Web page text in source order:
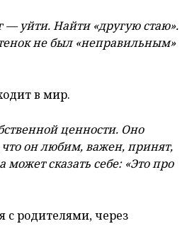
уйти. Найти «другую стаю».
не был «неправильным»
в мир.
ценности. Оно
он любим, важен, принят,
сказать себе: «Это про
с родителями, через